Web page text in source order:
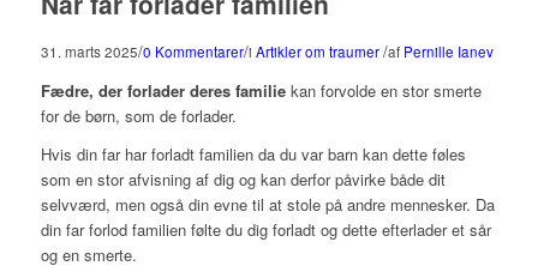
31. marts 2025/0 Kommentarer/i Artikler om traumer /af Pernille Ianev
Fædre, der forlader deres familiekan forvolde en stor smerte
for de børn, som de forlader.
Hvis din far har forladt familien da du var barn kan dette føles
som en stor afvisning af dig og kan derfor påvirke både dit
selvværd, men også din evne til at stole på andre mennesker. Da
din far forlod familien følte du dig forladt og dette efterlader et sår
og en smerte.